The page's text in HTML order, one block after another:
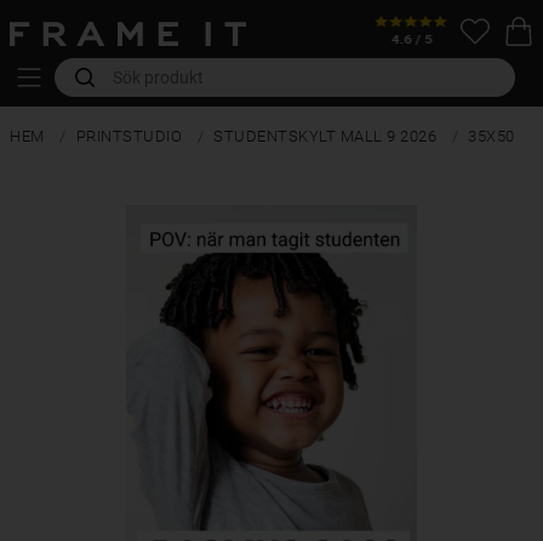
HEM PRINTSTUDIO STUDENTSKYLT MALL 9 2026 35X50